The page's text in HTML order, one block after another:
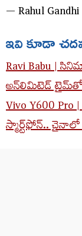
— Rahul
ఇవి కూడా
Ravi Babu |
అన్‌లిమిటెడ్
Vivo Y600
స్మార్ట్‌ఫోన్..